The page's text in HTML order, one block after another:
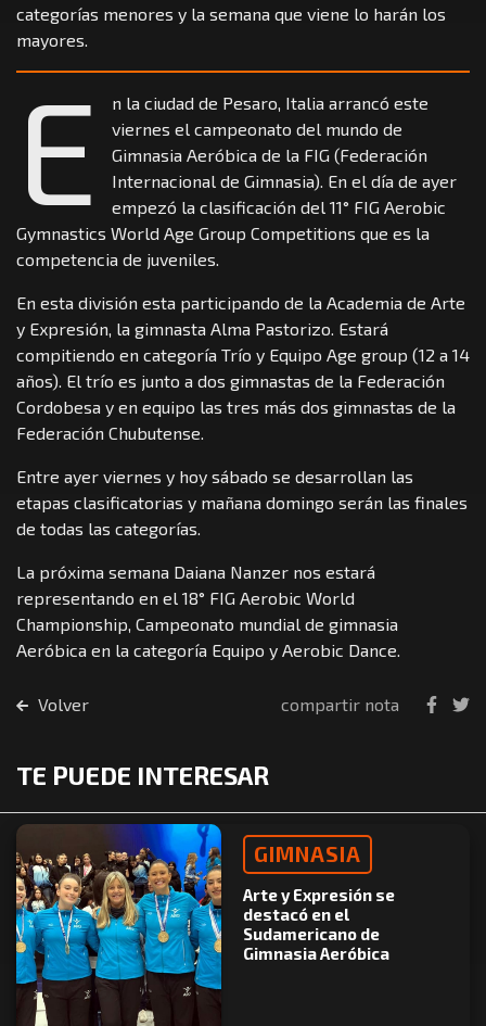
categorías menores y la semana que viene lo harán los
mayores.
E
n la ciudad de Pesaro, Italia arrancó este
viernes el campeonato del mundo de
Gimnasia Aeróbica de la FIG (Federación
Internacional de Gimnasia). En el día de ayer
empezó la clasificación del 11° FIG Aerobic
Gymnastics World Age Group Competitions que es la
competencia de juveniles.
En esta división esta participando de la Academia de Arte
y Expresión, la gimnasta Alma Pastorizo. Estará
compitiendo en categoría Trío y Equipo Age group (12 a 14
años). El trío es junto a dos gimnastas de la Federación
Cordobesa y en equipo las tres más dos gimnastas de la
Federación Chubutense.
Entre ayer viernes y hoy sábado se desarrollan las
etapas clasificatorias y mañana domingo serán las finales
de todas las categorías.
La próxima semana Daiana Nanzer nos estará
representando en el 18° FIG Aerobic World
Championship, Campeonato mundial de gimnasia
Aeróbica en la categoría Equipo y Aerobic Dance.
Volver compartir nota
TE PUEDE INTERESAR
GIMNASIA
Arte y Expresión se
destacó en el
Sudamericano de
Gimnasia Aeróbica